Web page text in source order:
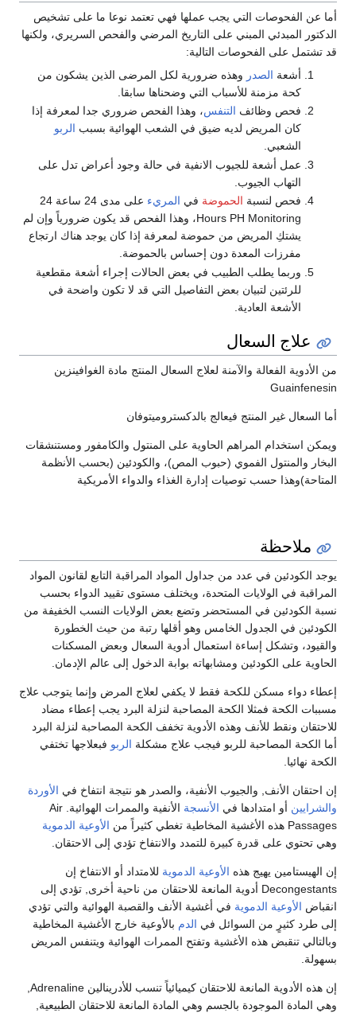
أما عن الفحوصات التي يجب عملها فهي تعتمد نوعا ما على تشخيص
الدكتور المبدئي المبني على التاريخ المرضي والفحص السريري، ولكنها
قد تشتمل على الفحوصات التالية:
أشعة الصدر وهذه ضرورية لكل المرضى الذين يشكون من
كحة مزمنة للأسباب التي وضحناها سابقا.
فحص وظائف التنفس، وهذا الفحص ضروري جدا لمعرفة إذا
كان المريض لديه ضيق في الشعب الهوائية بسبب الربو
الشعبي.
عمل أشعة للجيوب الانفية في حالة وجود أعراض تدل على
التهاب الجيوب.
فحص لنسبة الحموضة في المريء
على مدى 24 ساعة 24
Hours PH Monitoring، وهذا الفحص قد يكون ضرورياً وإن لم
يشتكِ المريض من حموضة لمعرفة إذا كان يوجد هناك ارتجاع
مفرزات المعدة دون إحساس بالحموضة.
وربما يطلب الطبيب في بعض الحالات إجراء أشعة مقطعية
للرئتين لتبيان بعض التفاصيل التي قد لا تكون واضحة في
الأشعة العادية.
علاج السعال
من الأدوية الفعالة والآمنة لعلاج السعال المنتج مادة الغوافينزين
Guainfenesin
أما السعال غير المنتج فيعالج بالدكستروميتوفان
ويمكن استخدام المراهم الحاوية على المنتول والكامفور ومستنشقات
البخار والمنتول الفموي (حبوب المص)، والكودئين (بحسب الأنظمة
المتاحة)وهذا حسب توصيات إدارة الغذاء والدواء الأمريكية
ملاحظة
يوجد الكودئين في عدد من جداول المواد المراقبة التابع لقانون المواد
المراقبة في الولايات المتحدة، ويختلف مستوى تقييد الدواء بحسب
نسبة الكودئين في المستحضر وتضع بعض الولايات النسب الخفيفة من
الكودئين في الجدول الخامس وهو أقلها رتبة من حيث الخطورة
والقيود، وتشكل إساءة استعمال أدوية السعال وبعض المسكنات
الحاوية على الكودئين ومشابهاته بوابة الدخول إلى عالم الإدمان.
إعطاء دواء مسكن للكحة فقط لا يكفي لعلاج المرض وإنما يتوجب علاج
مسببات الكحة فمثلا الكحة المصاحبة لنزلة البرد يجب إعطاء مضاد
للاحتقان ونقط للأنف وهذه الأدوية تخفف الكحة المصاحبة لنزلة البرد
أما الكحة المصاحبة للربو فيجب علاج مشكلة الربو فبعلاجها تختفي
الكحة نهائيا.
إن احتقان الأنف, والجيوب الأنفية، والصدر هو نتيجة انتفاخ في الأوردة
والشرايين أو امتدادها في الأنسجة
الأنفية والممرات الهوائية. Air
Passages هذه الأغشية المخاطية تغطي كثيراً من
الأوعية الدموية
وهي تحتوي على قدرة كبيرة للتمدد والانتفاخ تؤدي إلى الاحتقان.
إن الهيستامين يهيج هذه الأوعية الدموية للامتداد أو الانتفاخ إن
Decongestants أدوية المانعة للاحتقان من ناحية أخرى, تؤدي إلى
انقباض الأوعية الدموية في أغشية الأنف والقصبة الهوائية والتي تؤدي
إلى طرد كثيرٍ من السوائل في الدم بالأوعية خارج الأغشية المخاطية
وبالتالي تنقبض هذه الأغشية وتفتح الممرات الهوائية ويتنفس المريض
بسهولة.
وهي المادة الموجودة بالجسم وهي المادة المانعة للاحتقان الطبيعية,